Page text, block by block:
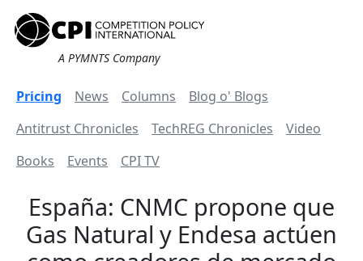
A PYMNTS Company
Pricing News Columns
Blog o' Blogs
Antitrust Chronicles
TechREG Chronicles
Video
Books
Events CPI TV
España: CNMC propone que
Gas Natural y Endesa actúen